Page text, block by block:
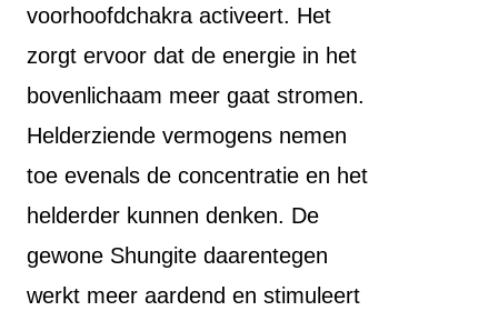
voorhoofdchakra activeert. Het
zorgt ervoor dat de energie in het
bovenlichaam meer gaat stromen.
Helderziende vermogens nemen
toe evenals de concentratie en het
helderder kunnen denken. De
gewone Shungite daarentegen
werkt meer aardend en stimuleert